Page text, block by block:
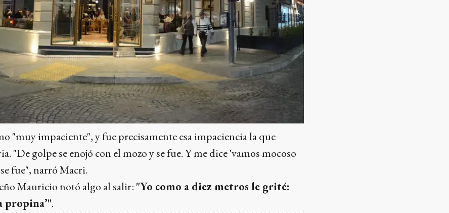
"muy impaciente", y fue precisamente esa impaciencia la que
"De golpe se enojó con el mozo y se fue. Y me dice 'vamos mocoso
fue", narró Macri.
Mauricio notó algo al salir: "Yo como a diez metros le grité:
propina’".